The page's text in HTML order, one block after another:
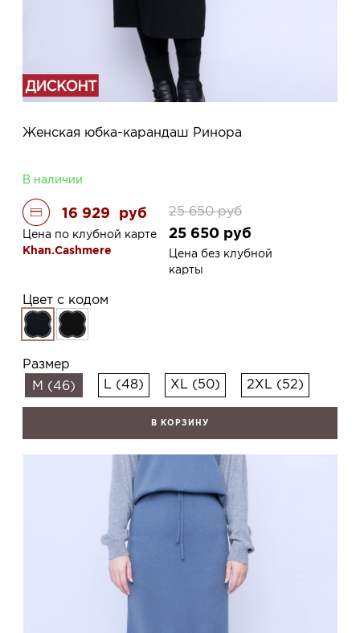
Женская юбка-карандаш Ринора
В наличии
16 929 руб
Цена по клубной карте
Khan.Cashmere
25 650 руб
25 650 руб
Цена без клубной
карты
Цвет с кодом
Размер
M (46)
L (48) XL (50) 2XL (52)
В КОРЗИНУ